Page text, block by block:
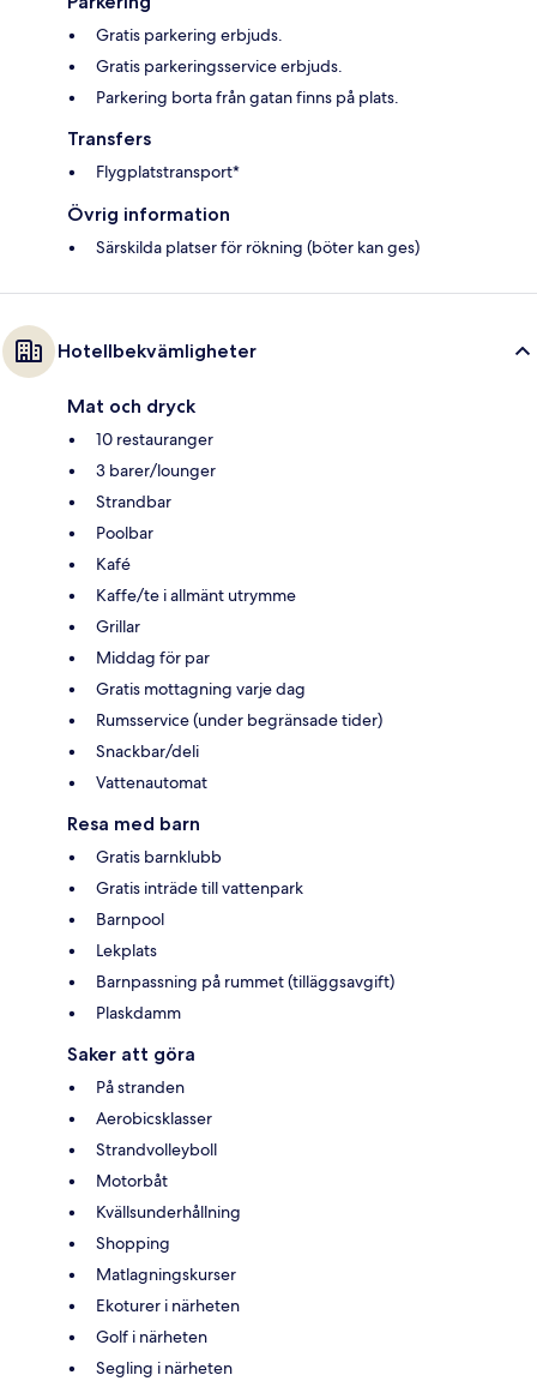
Gratis parkering erbjuds.
Gratis parkeringsservice erbjuds.
Parkering borta från gatan finns på plats.
Transfers
Flygplatstransport*
Övrig information
Särskilda platser för rökning (böter kan ges)
Hotellbekvämligheter
Mat och dryck
10 restauranger
3 barer/lounger
Strandbar
Poolbar
Kafé
Kaffe/te i allmänt utrymme
Grillar
Middag för par
Gratis mottagning varje dag
Rumsservice (under begränsade tider)
Snackbar/deli
Vattenautomat
Resa med barn
Gratis barnklubb
Gratis inträde till vattenpark
Barnpool
Lekplats
Barnpassning på rummet (tilläggsavgift)
Plaskdamm
Saker att göra
På stranden
Aerobicsklasser
Strandvolleyboll
Motorbåt
Kvällsunderhållning
Shopping
Matlagningskurser
Ekoturer i närheten
Golf i närheten
Segling i närheten